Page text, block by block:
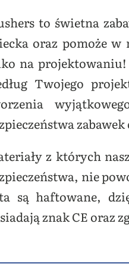
to świetna
oraz pomoże
na projektowaniu!
Twojego
z których
nie
są haftowane,
znak CE oraz